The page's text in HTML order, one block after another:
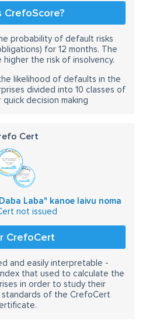
CrefoScore?
probability of default risks
for 12 months. The
the risk of insolvency.
likelihood of defaults in the
divided into 10 classes of
decision making
Cert
Laba" kanoe laivu noma
not issued
CrefoCert
and easily interpretable -
that used to calculate the
in order to study their
of the CrefoCert